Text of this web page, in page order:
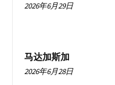
2026年6月29日
马达加斯加
2026年6月28日